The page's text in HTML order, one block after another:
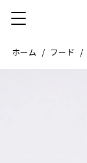
ホーム フード